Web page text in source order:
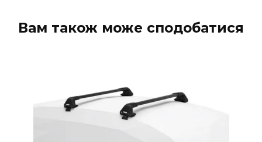
Вам також може сподобатися